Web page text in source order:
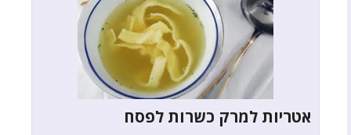
אטריות למרק כשרות לפסח